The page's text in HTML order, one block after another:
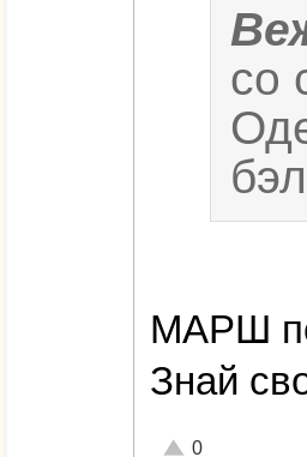
со
МАРШ
Знай
Отлично!
0